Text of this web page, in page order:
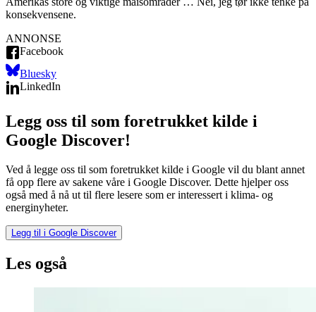
konsekvensene.
ANNONSE
Facebook
Bluesky
LinkedIn
Legg oss til som foretrukket kilde i
Google Discover!
Ved å legge oss til som foretrukket kilde i Google vil du blant annet
få opp flere av sakene våre i Google Discover. Dette hjelper oss
også med å nå ut til flere lesere som er interessert i klima- og
energinyheter.
Legg til i Google Discover
Les også